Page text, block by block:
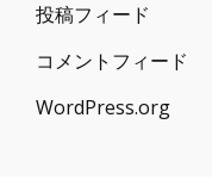
投稿フィード
コメントフィード
WordPress.org